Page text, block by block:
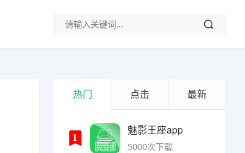
热门 点击 最新
1
魅影王座app
5000次下载